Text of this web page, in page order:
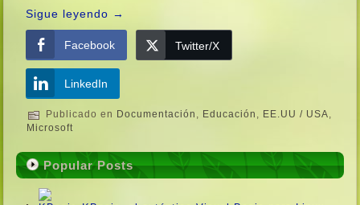
Sigue leyendo →
Facebook Twitter/X
LinkedIn
Publicado en Documentación , Educación , EE.UU / USA,
Microsoft
Popular Posts